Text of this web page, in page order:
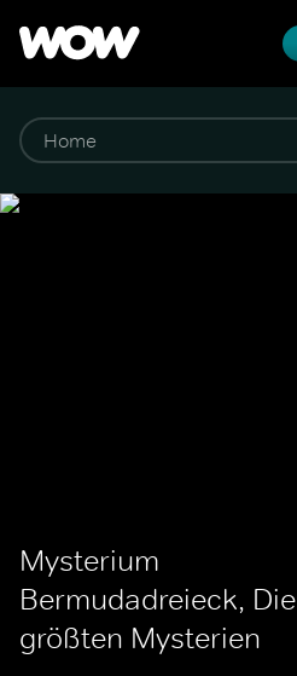
Mysterium
Bermudadreieck, Die
größten Mysterien